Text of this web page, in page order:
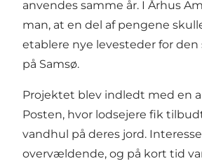
anvendes samme år. I Århus
man, at en del af pengene
etablere nye levesteder for
på Samsø.
Projektet blev indledt med en
Posten, hvor lodsejere fik
vandhul på deres jord.
overvældende, og på kort tid